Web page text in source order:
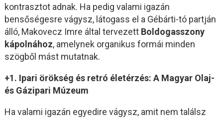
kontrasztot adnak. Ha pedig valami igazán
bensőségesre vágysz, látogass el a Gébárti-tó partján
álló, Makovecz Imre által tervezett Boldogasszony
kápolnához, amelynek organikus formái minden
szögből mást mutatnak.
+1. Ipari örökség és retró életérzés: A Magyar Olaj-
és Gázipari Múzeum
Ha valami igazán egyedire vágysz, amit nem találsz